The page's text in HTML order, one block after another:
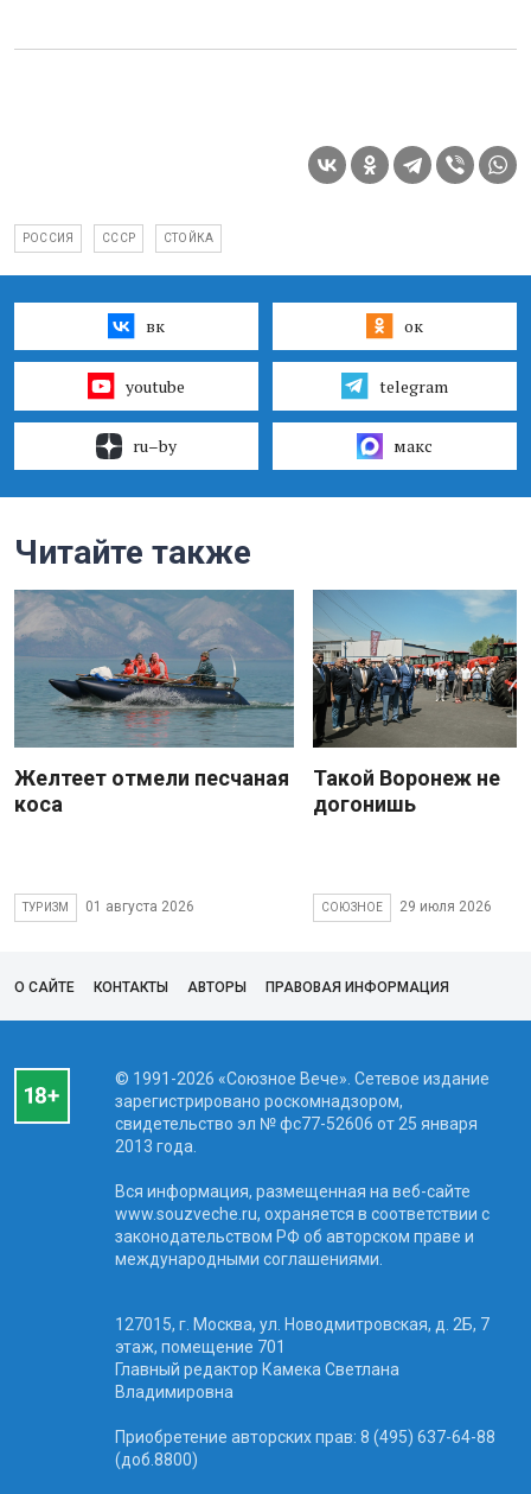
РОССИЯ СССР СТОЙКА
вк ок
youtube telegram
ru–by макс
Читайте также
Желтеет отмели песчаная
коса
ТУРИЗМ 01 августа 2026
Такой Воронеж не
догонишь
СОЮЗНОЕ 29 июля 2026
О САЙТЕ КОНТАКТЫ АВТОРЫ ПРАВОВАЯ ИНФОРМАЦИЯ
© 1991-2026 «Союзное Вече». Сетевое издание
зарегистрировано роскомнадзором,
свидетельство эл № фc77-52606 от 25 января
2013 года.
Вся информация, размещенная на веб-сайте
www.souzveche.ru, охраняется в соответствии с
законодательством РФ об авторском праве и
международными соглашениями.
127015, г. Москва, ул. Новодмитровская, д. 2Б, 7
этаж, помещение 701
Главный редактор Камека Светлана
Владимировна
Приобретение авторских прав: 8 (495) 637-64-88
(доб.8800)